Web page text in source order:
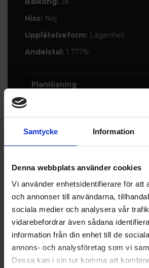
Samtycke Information
Denna webbplats använder cookies
Vi använder enhetsidentifierare för att
och annonser till användarna,
sociala medier och analysera vår
vidarebefordrar även sådana
information från din enhet till de
annons- och analysföretag som vi
Dessa kan i sin tur komma att
Hiss: Nej
Upplåtelseform: Lägenhet
Andelstal: 1.771%
Planlösning